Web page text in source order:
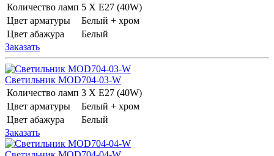
Количество ламп 5 Х E27 (40W)
Цвет арматуры
Белый + хром
Цвет абажура
Белый
Заказать
Светильник MOD704-03-W
Количество ламп 3 Х E27 (40W)
Цвет арматуры
Белый + хром
Цвет абажура
Белый
Заказать